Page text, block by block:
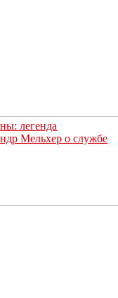
легенда
Мельхер о службе